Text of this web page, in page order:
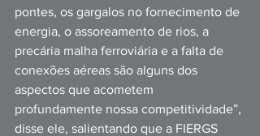
pontes, os gargalos no fornecimento de
energia, o assoreamento de rios, a
precária malha ferroviária e a falta de
conexões aéreas são alguns dos
aspectos que acometem
profundamente nossa competitividade”,
disse ele, salientando que a FIERGS